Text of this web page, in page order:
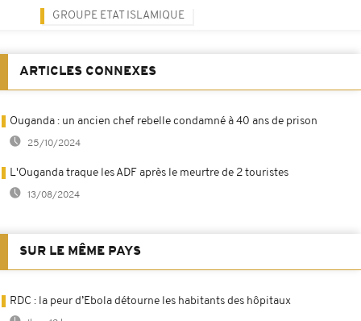
GROUPE ETAT ISLAMIQUE
ARTICLES CONNEXES
Ouganda : un ancien chef rebelle condamné à 40 ans de prison
25/10/2024
L'Ouganda traque les ADF après le meurtre de 2 touristes
13/08/2024
SUR LE MÊME PAYS
RDC : la peur d’Ebola détourne les habitants des hôpitaux